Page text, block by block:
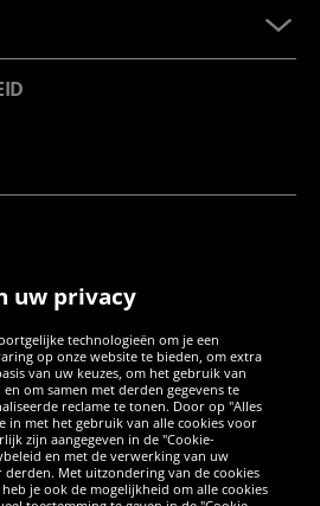
YouTube
uw privacy
technologieën om je een
op onze website te bieden, om extra
van uw keuzes, om het gebruik van
om samen met derden gegevens te
reclame te tonen. Door op "Alles
in met het gebruik van alle cookies voor
zijn aangegeven in de "Cookie-
en met de verwerking van uw
Met uitzondering van de cookies
je ook de mogelijkheid om alle cookies